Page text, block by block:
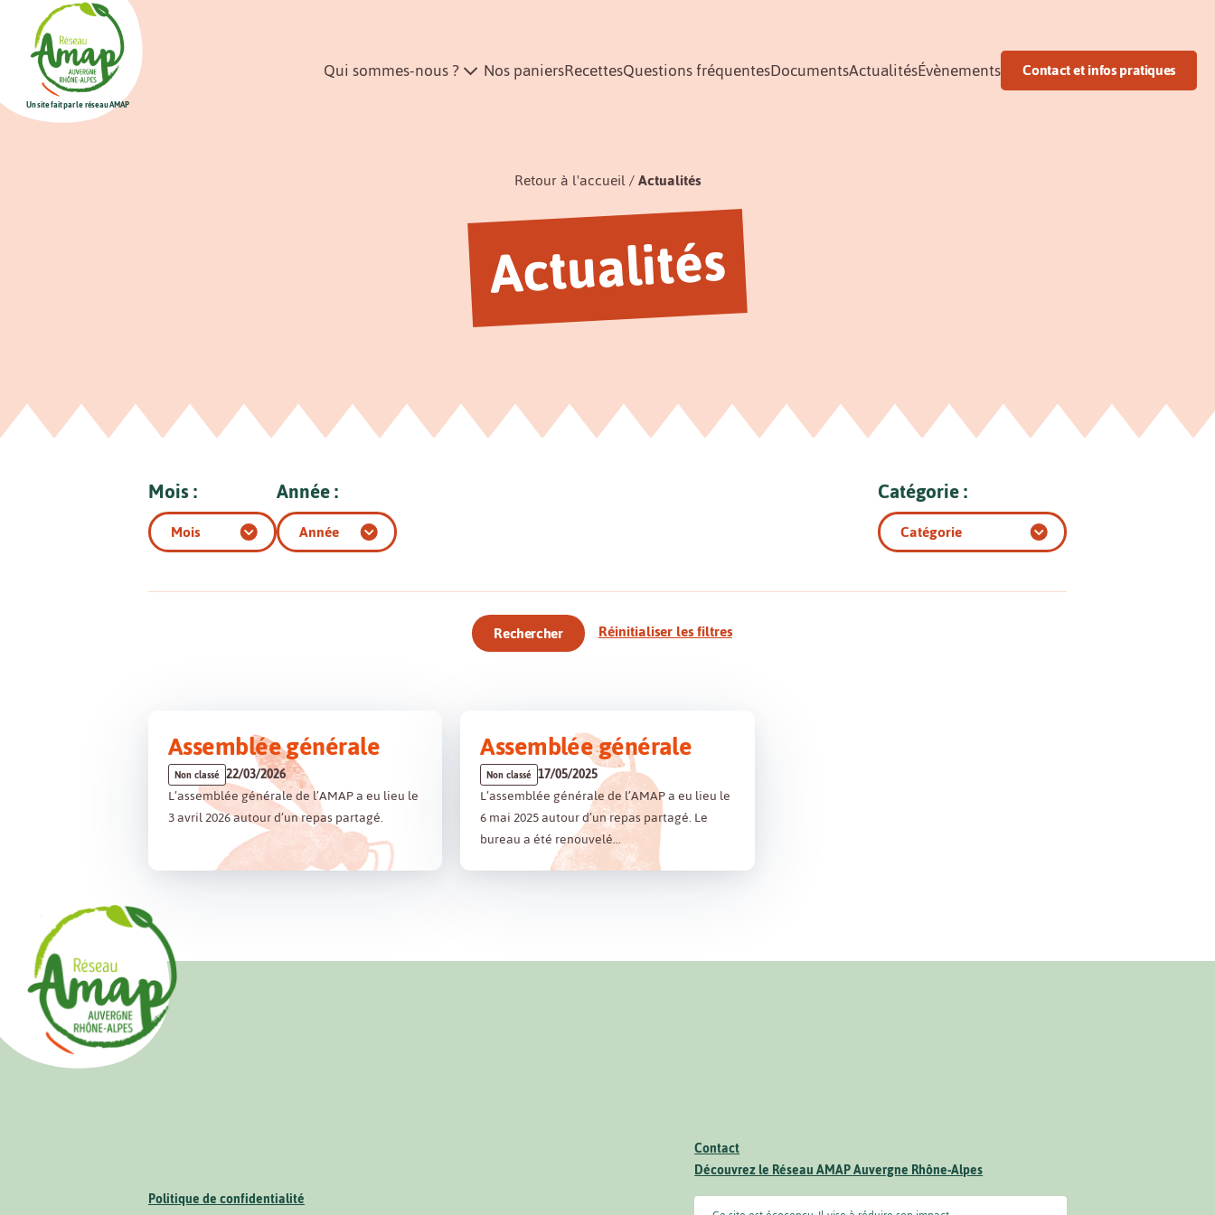
Un site fait par le réseau AMAP
Qui sommes-nous ? Nos paniersRecettesQuestions fréquentesDocumentsActualitésÉvènements Contact et infos pratiques
Retour à l'accueil Actualités
Actualités
Mois : Année : Catégorie :
Rechercher Réinitialiser les filtres
Assemblée générale
Non classé 22/03/2026
L’assemblée générale de l’AMAP a eu lieu le
3 avril 2026 autour d’un repas partagé.
Assemblée générale
Non classé 17/05/2025
L’assemblée générale de l’AMAP a eu lieu le
6 mai 2025 autour d’un repas partagé. Le
bureau a été renouvelé…
Politique de confidentialité
Contact
Découvrez le Réseau AMAP Auvergne Rhône-Alpes